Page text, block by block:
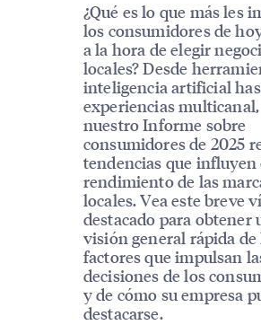
¿Qué es lo que más les
los consumidores de
a la hora de elegir
locales? Desde
inteligencia artificial
experiencias multicanal,
nuestro Informe sobre
consumidores de 2025
tendencias que influyen
rendimiento de las
locales. Vea este breve
destacado para obtener
visión general rápida de
factores que impulsan
decisiones de los
y de cómo su empresa
destacarse.